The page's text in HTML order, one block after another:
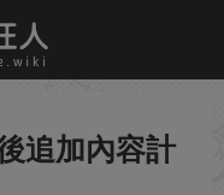
追加內容計